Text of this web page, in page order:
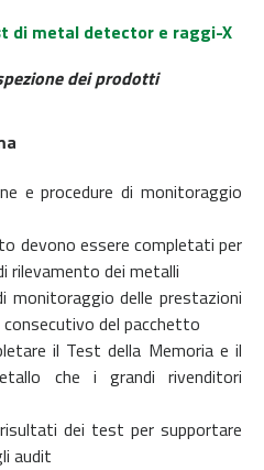
di metal detector e raggi-X
dei prodotti
e procedure di monitoraggio
devono essere completati per
rilevamento dei metalli
monitoraggio delle prestazioni
del pacchetto
il Test della Memoria e il
che i grandi rivenditori
dei test per supportare
audit